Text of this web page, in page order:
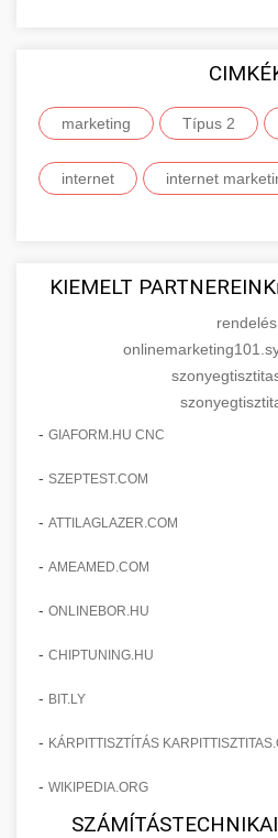
marketing Típus 2
internet internet
KIEMELT PARTNEREINK
rendelés
- GIAFORM.HU CNC
- SZEPTEST.COM
- ATTILAGLAZER.COM
- AMEAMED.COM
- ONLINEBOR.HU
- CHIPTUNING.HU
- BIT.LY
- KÁRPITTISZTÍTÁS
- WIKIPEDIA.ORG